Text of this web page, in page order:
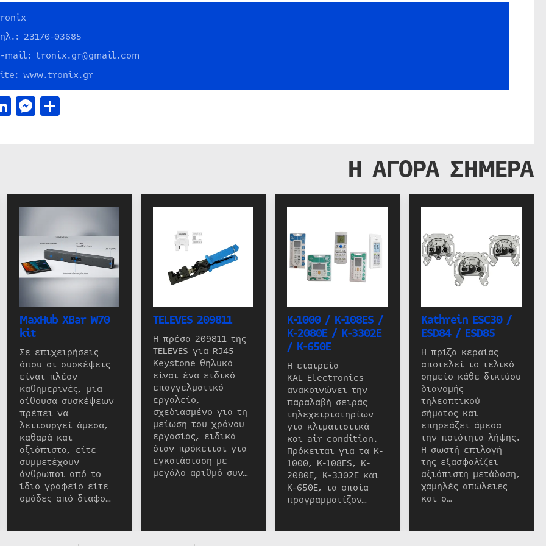
23170-03685
mail: tronix.gr@gmail.com
www.tronix.gr
LinkedIn
Messenger
Μοιραστείτε
Η ΑΓΟΡΑ ΣΗΜΕΡΑ
MaxHub XBar W70
kit
Σε επιχειρήσεις
όπου οι συσκέψεις
είναι πλέον
καθημερινές, μια
αίθουσα συσκέψεων
πρέπει να
λειτουργεί άμεσα,
καθαρά και
αξιόπιστα, είτε
συμμετέχουν
άνθρωποι από το
ίδιο γραφείο είτε
ομάδες από διαφο…
TELEVES 209811
Η πρέσα 209811 της
TELEVES για RJ45
Keystone θηλυκό
είναι ένα ειδικό
επαγγελματικό
εργαλείο,
σχεδιασμένο για τη
μείωση του χρόνου
εργασίας, ειδικά
όταν πρόκειται για
εγκατάσταση με
μεγάλο αριθμό συν…
K-1000 / K-108ES /
K-2080E / K-3302E
/ K-650E
Η εταιρεία
KAL Electronics
ανακοινώνει την
παραλαβή σειράς
τηλεχειριστηρίων
για κλιματιστικά
και air condition.
Πρόκειται για τα K-
1000, K-108ES, K-
2080E, K-3302E και
K-650E, τα οποία
προγραμματίζον…
Kathrein ESC30 /
ESD84 / ESD85
Η πρίζα κεραίας
αποτελεί το τελικό
σημείο κάθε δικτύου
διανομής
τηλεοπτικού
σήματος και
επηρεάζει άμεσα
την ποιότητα λήψης.
Η σωστή επιλογή
της εξασφαλίζει
αξιόπιστη μετάδοση,
χαμηλές απώλειες
και σ…